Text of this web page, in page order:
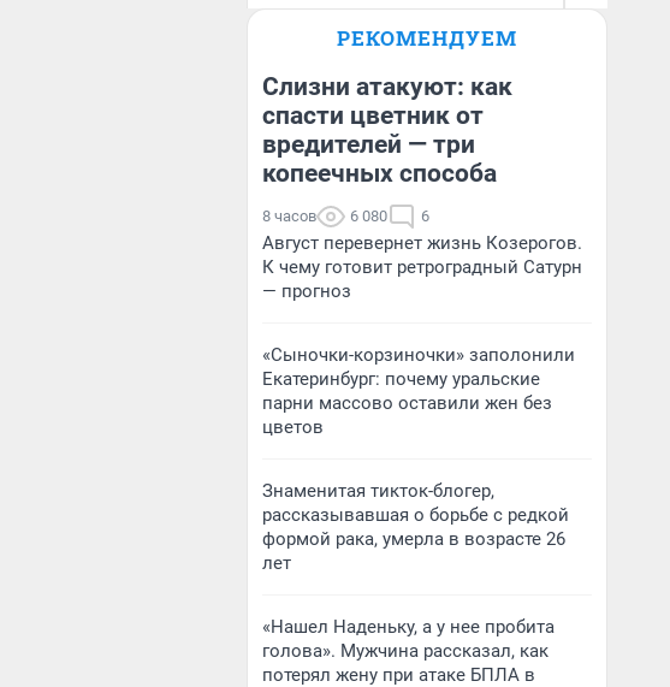
Наталья Шорохова
деньги соцразвития
РЕКОМЕНДУЕМ
Слизни атакуют: как
спасти цветник от
вредителей — три
копеечных способа
8 часов 6 080 6
Август перевернет жизнь Козерогов.
К чему готовит ретроградный Сатурн
— прогноз
«Сыночки-корзиночки» заполонили
Екатеринбург: почему уральские
парни массово оставили жен без
цветов
Знаменитая тикток-блогер,
рассказывавшая о борьбе с редкой
формой рака, умерла в возрасте 26
лет
«Нашел Наденьку, а у нее пробита
голова». Мужчина рассказал, как
потерял жену при атаке БПЛА в